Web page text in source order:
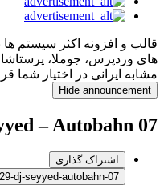
قالب و افزونه اکثر سیستم
های وردپرس، جوملا،
مشابه ایرانی در اختیار شما
Hide announcement
– Autobahn 07
اشتراک گذاری
dj-seyyed-autobahn-07/